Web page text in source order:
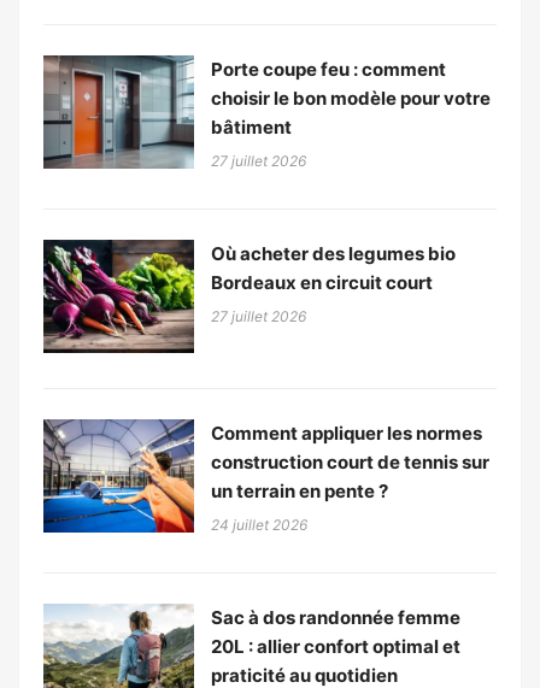
Porte coupe feu : comment
choisir le bon modèle pour votre
bâtiment
27 juillet 2026
Où acheter des legumes bio
Bordeaux en circuit court
27 juillet 2026
Comment appliquer les normes
construction court de tennis sur
un terrain en pente ?
24 juillet 2026
Sac à dos randonnée femme
20L : allier confort optimal et
praticité au quotidien